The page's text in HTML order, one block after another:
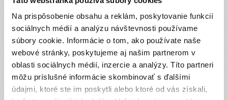
Na prispôsobenie obsahu a reklám, poskytovanie funkcií
sociálnych médií a analýzu návštevnosti používame
súbory cookie. Informácie o tom, ako používate naše
webové stránky, poskytujeme aj našim partnerom v
oblasti sociálnych médií, inzercie a analýzy. Títo partneri
môžu príslušné informácie skombinovať s ďalšími
údajmi, ktoré ste im poskytli alebo ktoré od vás získali,